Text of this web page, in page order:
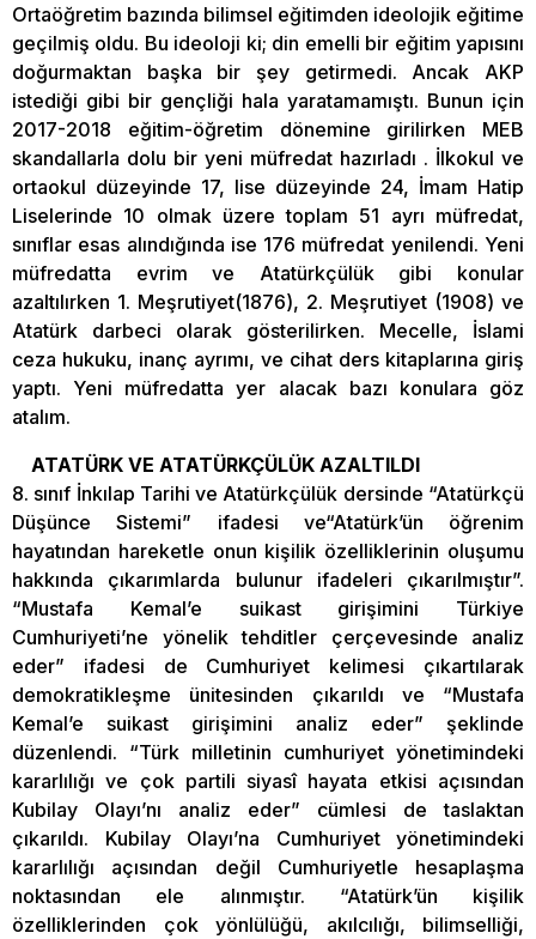
Ortaöğretim bazında bilimsel eğitimden ideolojik eğitime
geçilmiş oldu. Bu ideoloji ki; din emelli bir eğitim yapısını
doğurmaktan başka bir şey getirmedi. Ancak AKP
istediği gibi bir gençliği hala yaratamamıştı. Bunun için
2017-2018 eğitim-öğretim dönemine girilirken MEB
skandallarla dolu bir yeni müfredat hazırladı . İlkokul ve
ortaokul düzeyinde 17, lise düzeyinde 24, İmam Hatip
Liselerinde 10 olmak üzere toplam 51 ayrı müfredat,
sınıflar esas alındığında ise 176 müfredat yenilendi. Yeni
müfredatta evrim ve Atatürkçülük gibi konular
azaltılırken 1. Meşrutiyet(1876), 2. Meşrutiyet (1908) ve
Atatürk darbeci olarak gösterilirken. Mecelle, İslami
ceza hukuku, inanç ayrımı, ve cihat ders kitaplarına giriş
yaptı. Yeni müfredatta yer alacak bazı konulara göz
atalım.
ATATÜRK VE ATATÜRKÇÜLÜK AZALTILDI
8. sınıf İnkılap Tarihi ve Atatürkçülük dersinde “Atatürkçü
Düşünce Sistemi” ifadesi ve“Atatürk’ün öğrenim
hayatından hareketle onun kişilik özelliklerinin oluşumu
hakkında çıkarımlarda bulunur ifadeleri çıkarılmıştır”.
“Mustafa Kemal’e suikast girişimini Türkiye
Cumhuriyeti’ne yönelik tehditler çerçevesinde analiz
eder” ifadesi de Cumhuriyet kelimesi çıkartılarak
demokratikleşme ünitesinden çıkarıldı ve “Mustafa
Kemal’e suikast girişimini analiz eder” şeklinde
düzenlendi. “Türk milletinin cumhuriyet yönetimindeki
kararlılığı ve çok partili siyasî hayata etkisi açısından
Kubilay Olayı’nı analiz eder” cümlesi de taslaktan
çıkarıldı. Kubilay Olayı’na Cumhuriyet yönetimindeki
kararlılığı açısından değil Cumhuriyetle hesaplaşma
noktasından ele alınmıştır. “Atatürk’ün kişilik
özelliklerinden çok yönlülüğü, akılcılığı, bilimselliği,